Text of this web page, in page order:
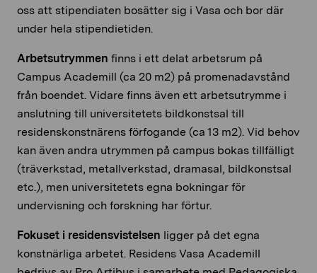
oss att stipendiaten bosätter sig i Vasa och bor där
under hela stipendietiden.
Arbetsutrymmen finns i ett delat arbetsrum på
Campus Academill (ca 20 m2) på promenadavstånd
från boendet. Vidare finns även ett arbetsutrymme i
anslutning till universitetets bildkonstsal till
residenskonstnärens förfogande (ca 13 m2). Vid behov
kan även andra utrymmen på campus bokas tillfälligt
(träverkstad, metallverkstad, dramasal, bildkonstsal
etc.), men universitetets egna bokningar för
undervisning och forskning har förtur.
Fokuset i residensvistelsen ligger på det egna
konstnärliga arbetet. Residens Vasa Academill